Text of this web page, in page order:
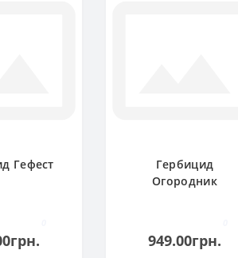
Гефест
Гербицид
Огородник
949.00грн.